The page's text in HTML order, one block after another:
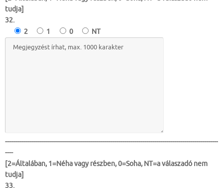
tudja]
32.
2
1 0 NT
-----------------------------------------------------------------------------------------------------------
----
[2=Általában, 1=Néha vagy részben, 0=Soha, NT=a válaszadó nem
tudja]
33.